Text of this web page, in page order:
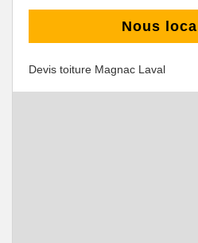
Nous
Devis toiture Magnac Laval